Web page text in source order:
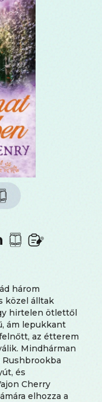
három
közel álltak
hirtelen ötlettől
ám lepukkant
az étterem
Mindhárman
és
Cherry
elhozza a